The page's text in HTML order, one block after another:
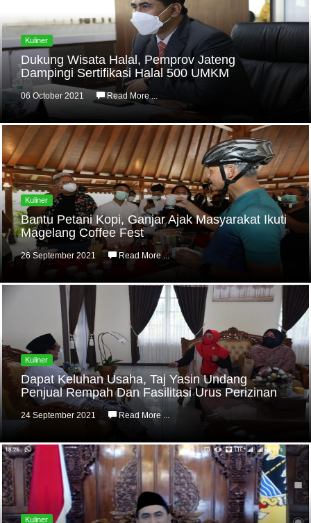
Kuliner
Dukung Wisata Halal, Pemprov Jateng
Dampingi Sertifikasi Halal 500 UMKM
06 October 2021 Read More ...
Kuliner
Bantu Petani Kopi, Ganjar Ajak Masyarakat Ikuti
Magelang Coffee Fest
26 September 2021 Read More ...
Kuliner
Dapat Keluhan Usaha, Taj Yasin Undang
Penjual Rempah Dan Fasilitasi Urus Perizinan
24 September 2021 Read More ...
Kuliner